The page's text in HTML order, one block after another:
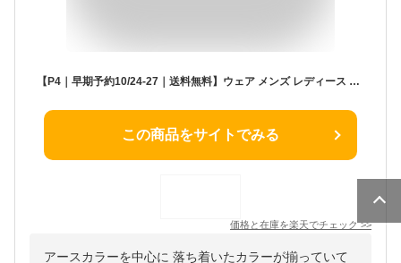
【P4｜早期予約10/24-27｜送料無料】ウェア メンズ レディース 上下セット スノボウェア ジャケット パンツ 43DEGREES 2023-2024モデル DLITE スキーウェア スノーボード ウェア スノボ ボード ウエア セット
この商品をサイトでみる
価格と在庫を楽天でチェック>>
アースカラーを中心に 落ち着いたカラーが揃っていて